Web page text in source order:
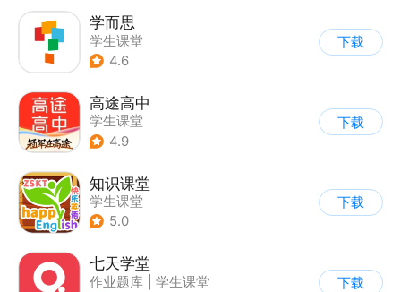
学而思
学生课堂
4.6
下载
高途高中
学生课堂
4.9
下载
知识课堂
学生课堂
5.0
下载
七天学堂
作业题库
学生课堂
下载